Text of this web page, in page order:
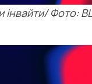
інвайти/ Фото: